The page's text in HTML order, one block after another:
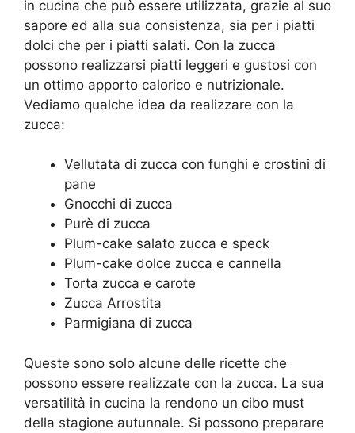
in cucina che può essere utilizzata, grazie al suo
sapore ed alla sua consistenza, sia per i piatti
dolci che per i piatti salati. Con la zucca
possono realizzarsi piatti leggeri e gustosi con
un ottimo apporto calorico e nutrizionale.
Vediamo qualche idea da realizzare con la
zucca:
Vellutata di zucca con funghi e crostini di
pane
Gnocchi di zucca
Purè di zucca
Plum-cake salato zucca e speck
Plum-cake dolce zucca e cannella
Torta zucca e carote
Zucca Arrostita
Parmigiana di zucca
Queste sono solo alcune delle ricette che
possono essere realizzate con la zucca. La sua
versatilità in cucina la rendono un cibo must
della stagione autunnale. Si possono preparare